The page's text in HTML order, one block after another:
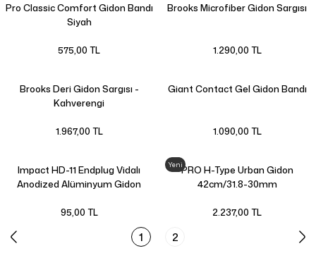
Pro Classic Comfort Gidon Bandı
Siyah
575,00 TL
Brooks Microfiber Gidon Sargısı
1.290,00 TL
Brooks Deri Gidon Sargısı -
Kahverengi
1.967,00 TL
Giant Contact Gel Gidon Bandı
1.090,00 TL
Impact HD-11 Endplug Vidalı
Anodized Alüminyum Gidon
95,00 TL
YeniPRO H-Type Urban Gidon
42cm/31.8-30mm
2.237,00 TL
1 2